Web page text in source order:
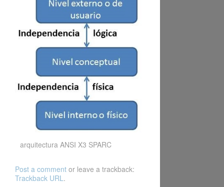
arquitectura ANSI X3 SPARC
Post a comment or leave a trackback:
Trackback URL.